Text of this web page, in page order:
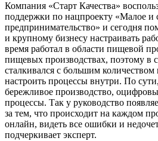
Компания «Старт Качества»
поддержки по нацпроекту «Малое и
предпринимательство» и сегодня
и крупному бизнесу настраивать
время работал в области пищевой
пищевых производствах, поэтому в
сталкивался с большим
настроить процессы внутри. По
бережливое производство,
процессы. Так у руководство
за тем, что происходит на каждом
онлайн, видеть все ошибки и
подчеркивает эксперт.